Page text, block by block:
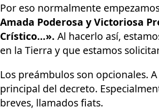
Por eso normalmente
Amada Poderosa y Victoriosa
Crístico…». Al hacerlo así,
en la Tierra y que estamos
Los preámbulos son opcionales.
principal del decreto.
breves, llamados fiats.